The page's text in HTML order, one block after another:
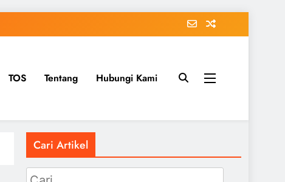
TOS Tentang Hubungi Kami
Cari Artikel
Cari